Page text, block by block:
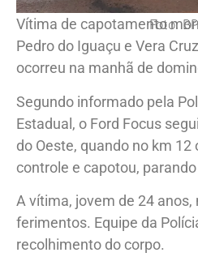
Foto:
Vítima de capotamento
Pedro do Iguaçu e Vera
ocorreu na manhã de
Segundo informado pela
Estadual, o Ford Focus
do Oeste, quando no km
controle e capotou,
A vítima, jovem de 24 anos,
ferimentos. Equipe da
recolhimento do corpo.